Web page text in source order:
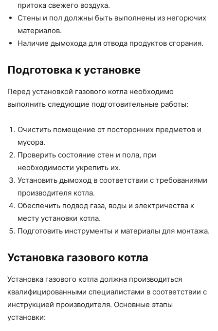
притока свежего воздуха.
Стены и пол должны быть выполнены из негорючих
материалов.
Наличие дымохода для отвода продуктов сгорания.
Подготовка к установке
Перед установкой газового котла необходимо
выполнить следующие подготовительные работы:
Очистить помещение от посторонних предметов и
мусора.
Проверить состояние стен и пола, при
необходимости укрепить их.
Установить дымоход в соответствии с требованиями
производителя котла.
Обеспечить подвод газа, воды и электричества к
месту установки котла.
Подготовить инструменты и материалы для монтажа.
Установка газового котла
Установка газового котла должна производиться
квалифицированными специалистами в соответствии с
инструкцией производителя. Основные этапы
установки: